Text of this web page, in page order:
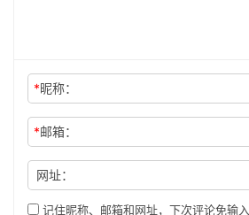
*昵称：
*邮箱：
网址：
记住昵称、邮箱和网址，下次评论免输入